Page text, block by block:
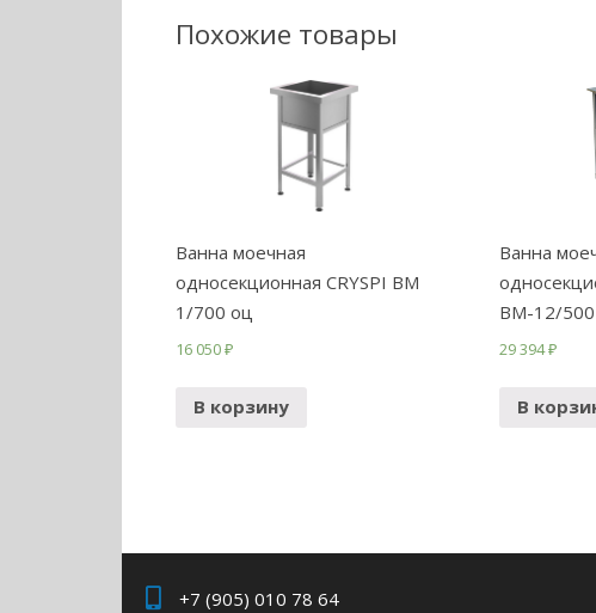
Похожие товары
Ванна моечная
односекционная CRYSPI ВМ
1/700 оц
16 050₽
В корзину
Ванна
ВМ-12/
29 394₽
В
+7 (905) 010 78 64